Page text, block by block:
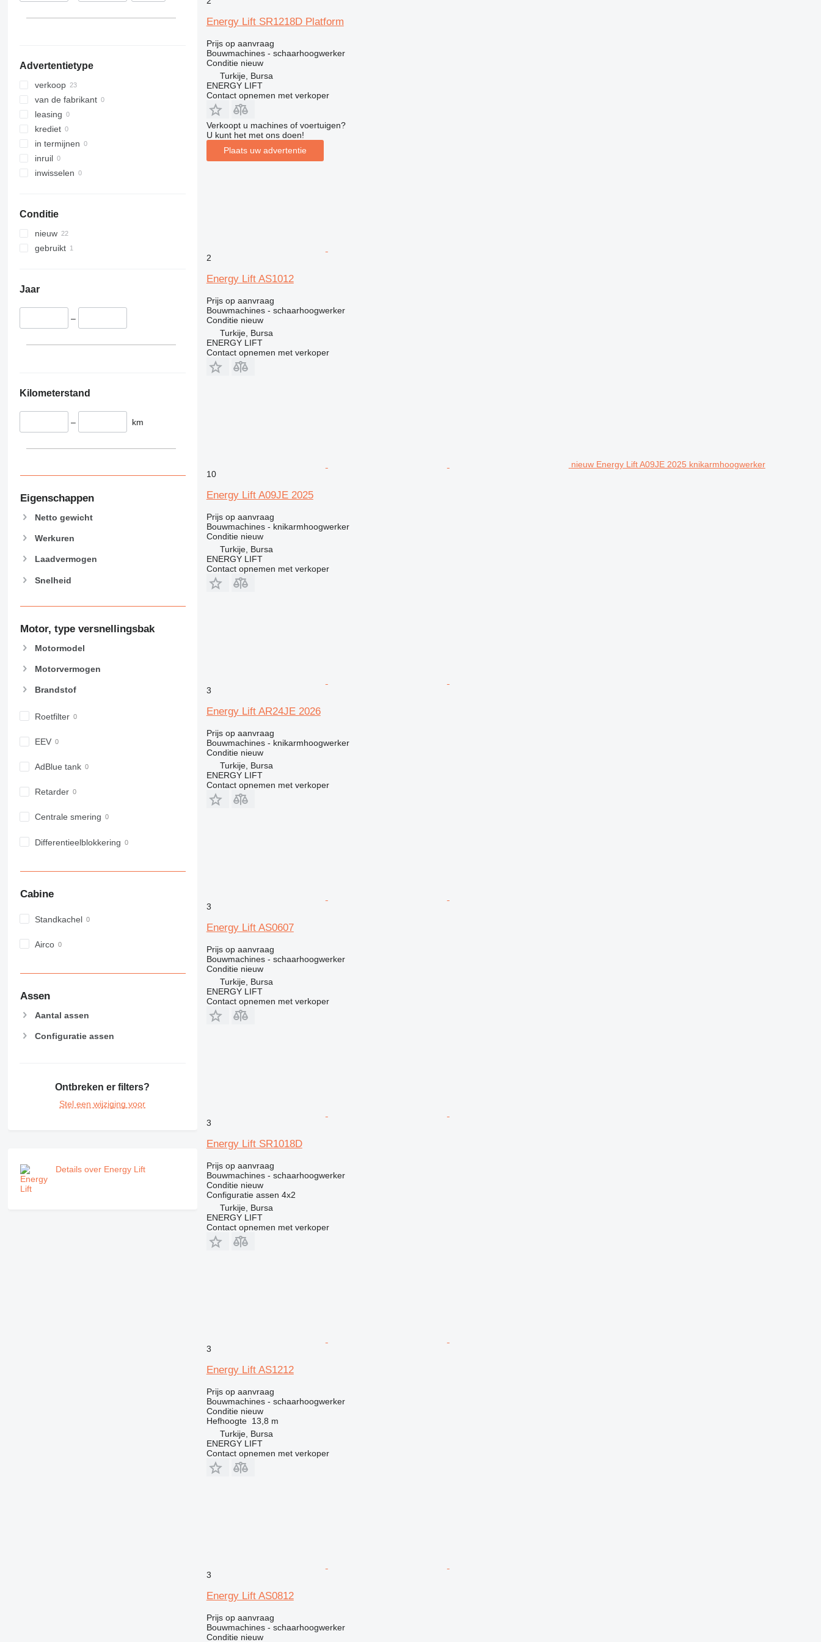
317
318
319
320
321
322
323
324
329
330
336
390
420
428
430
444
826
906
910
924
930
938
953
962
966
972
980
988
AP
CB
D series
GC
MH
456
457
8008
8018
8025
8026
8030
8035
JZ
NXT
S-Series
E-series
Liftlux
Pecolift
Toucan
Advertentietype
verkoop
van de fabrikant
leasing
krediet
in termijnen
inruil
inwisselen
Conditie
nieuw
gebruikt
Jaar
–
Kilometerstand
– km
Eigenschappen
Netto gewicht
Werkuren
Laadvermogen
Snelheid
Motor, type versnellingsbak
Motormodel
Motorvermogen
Brandstof
Roetfilter
EEV
AdBlue tank
Retarder
Centrale smering
Differentieelblokkering
Cabine
Standkachel
Airco
Assen
Aantal assen
Configuratie assen
Ontbreken er filters?
Stel een wijziging voor
Details over Energy Lift
Energy Lift SR1218D Platform
Prijs op aanvraag
Bouwmachines - schaarhoogwerker
Conditienieuw
Turkije, Bursa
ENERGY LIFT
Contact opnemen met verkoper
Verkoopt u machines of voertuigen?
U kunt het met ons doen!
Plaats uw advertentie
2
Energy Lift AS1012
Prijs op aanvraag
Bouwmachines - schaarhoogwerker
Conditienieuw
Turkije, Bursa
ENERGY LIFT
Contact opnemen met verkoper
nieuw Energy Lift A09JE 2025 knikarmhoogwerker
10
Energy Lift A09JE 2025
Prijs op aanvraag
Bouwmachines - knikarmhoogwerker
Conditienieuw
Turkije, Bursa
ENERGY LIFT
Contact opnemen met verkoper
3
Energy Lift AR24JE 2026
Prijs op aanvraag
Bouwmachines - knikarmhoogwerker
Conditienieuw
Turkije, Bursa
ENERGY LIFT
Contact opnemen met verkoper
3
Energy Lift AS0607
Prijs op aanvraag
Bouwmachines - schaarhoogwerker
Conditienieuw
Turkije, Bursa
ENERGY LIFT
Contact opnemen met verkoper
3
Energy Lift SR1018D
Prijs op aanvraag
Bouwmachines - schaarhoogwerker
Conditienieuw
Configuratie assen 4x2
Turkije, Bursa
ENERGY LIFT
Contact opnemen met verkoper
3
Energy Lift AS1212
Prijs op aanvraag
Bouwmachines - schaarhoogwerker
Conditienieuw
Hefhoogte 13,8 m
Turkije, Bursa
ENERGY LIFT
Contact opnemen met verkoper
3
Energy Lift AS0812
Prijs op aanvraag
Bouwmachines - schaarhoogwerker
Conditienieuw